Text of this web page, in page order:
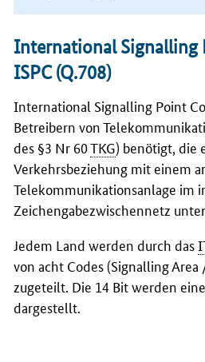
International Signalling
ISPC (Q.708)
International Signalling Point
Betreibern von
des §3 Nr 60TKG) benötigt, die
Verkehrsbeziehung mit einem
Telekommunikationsanlage im
Zeichengabezwischennetz
Jedem Land werden durch das
von acht Codes (Signalling
zugeteilt. Die 14 Bit werden
dargestellt.